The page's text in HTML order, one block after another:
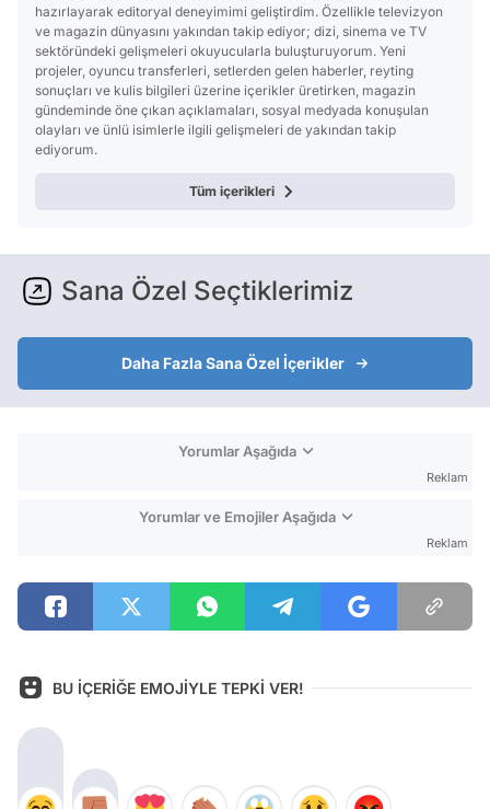
hazırlayarak editoryal deneyimimi geliştirdim. Özellikle televizyon
ve magazin dünyasını yakından takip ediyor; dizi, sinema ve TV
sektöründeki gelişmeleri okuyucularla buluşturuyorum. Yeni
projeler, oyuncu transferleri, setlerden gelen haberler, reyting
sonuçları ve kulis bilgileri üzerine içerikler üretirken, magazin
gündeminde öne çıkan açıklamaları, sosyal medyada konuşulan
olayları ve ünlü isimlerle ilgili gelişmeleri de yakından takip
ediyorum.
Tüm içerikleri
Sana Özel Seçtiklerimiz
Daha Fazla Sana Özel İçerikler
Yorumlar Aşağıda
Reklam
Yorumlar ve Emojiler Aşağıda
Reklam
BU İÇERİĞE EMOJİYLE TEPKİ VER!